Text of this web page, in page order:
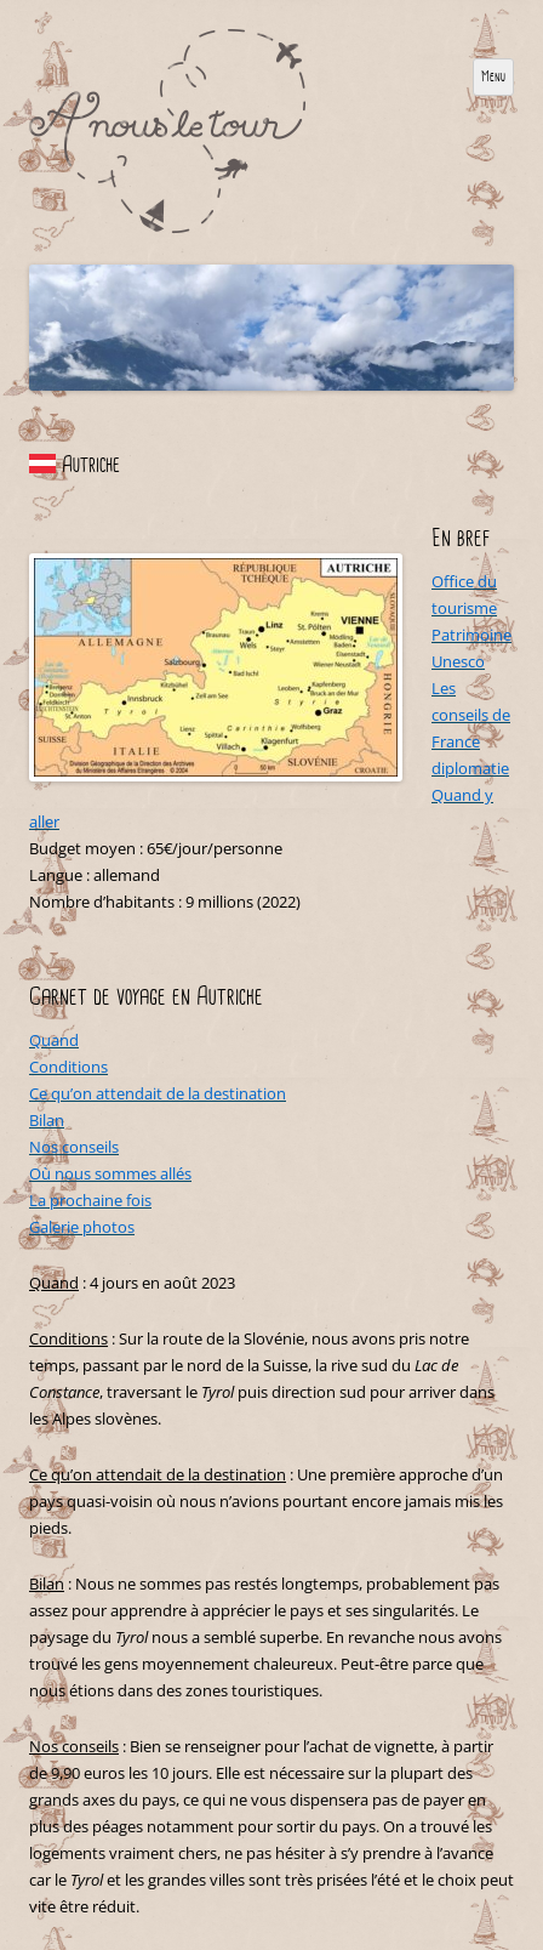
Menu
Autriche
En bref
Office du
tourisme
Patrimoine
Unesco
Les
conseils de
France
diplomatie
Quand y
aller
Budget moyen : 65€/jour/personne
Langue : allemand
Nombre d’habitants : 9 millions (2022)
Carnet de voyage en Autriche
Quand
Conditions
Ce qu’on attendait de la destination
Bilan
Nos conseils
Où nous sommes allés
La prochaine fois
Galerie photos
Quand : 4 jours en août 2023
Conditions : Sur la route de la Slovénie, nous avons pris notre
temps, passant par le nord de la Suisse, la rive sud du Lac de
Constance, traversant le Tyrolpuis direction sud pour arriver dans
les Alpes slovènes.
Ce qu’on attendait de la destination : Une première approche d’un
pays quasi-voisin où nous n’avions pourtant encore jamais mis les
pieds.
Bilan : Nous ne sommes pas restés longtemps, probablement pas
assez pour apprendre à apprécier le pays et ses singularités. Le
paysage du Tyrolnous a semblé superbe. En revanche nous avons
trouvé les gens moyennement chaleureux. Peut-être parce que
nous étions dans des zones touristiques.
Nos conseils : Bien se renseigner pour l’achat de vignette, à partir
de 9,90 euros les 10 jours. Elle est nécessaire sur la plupart des
grands axes du pays, ce qui ne vous dispensera pas de payer en
plus des péages notamment pour sortir du pays. On a trouvé les
logements vraiment chers, ne pas hésiter à s’y prendre à l’avance
car le Tyrolet les grandes villes sont très prisées l’été et le choix peut
vite être réduit.